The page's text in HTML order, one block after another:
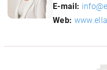
E-mail:
Web: